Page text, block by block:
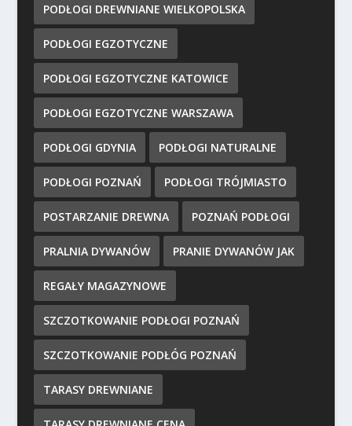
PODŁOGI DREWNIANE WIELKOPOLSKA
PODŁOGI EGZOTYCZNE
PODŁOGI EGZOTYCZNE KATOWICE
PODŁOGI EGZOTYCZNE WARSZAWA
PODŁOGI GDYNIA PODŁOGI NATURALNE
PODŁOGI POZNAŃ PODŁOGI TRÓJMIASTO
POSTARZANIE DREWNA POZNAŃ PODŁOGI
PRALNIA DYWANÓW PRANIE DYWANÓW JAK
REGAŁY MAGAZYNOWE
SZCZOTKOWANIE PODŁOGI POZNAŃ
SZCZOTKOWANIE PODŁÓG POZNAŃ
TARASY DREWNIANE